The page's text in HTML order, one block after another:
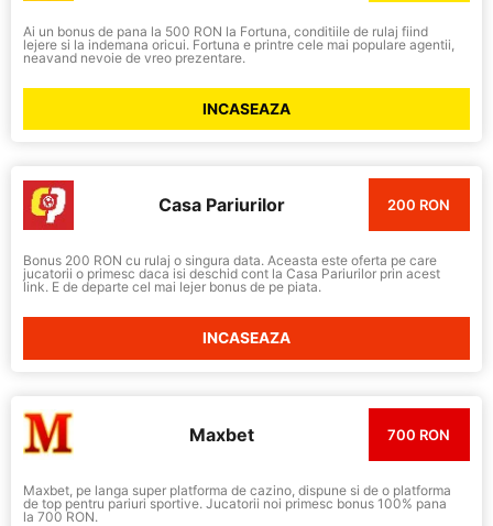
Ai un bonus de pana la 500 RON la Fortuna, conditiile de rulaj fiind
lejere si la indemana oricui. Fortuna e printre cele mai populare agentii,
neavand nevoie de vreo prezentare.
INCASEAZA
Casa Pariurilor 200 RON
Bonus 200 RON cu rulaj o singura data. Aceasta este oferta pe care
jucatorii o primesc daca isi deschid cont la Casa Pariurilor prin acest
link. E de departe cel mai lejer bonus de pe piata.
INCASEAZA
Maxbet 700 RON
Maxbet, pe langa super platforma de cazino, dispune si de o platforma
de top pentru pariuri sportive. Jucatorii noi primesc bonus 100% pana
la 700 RON.